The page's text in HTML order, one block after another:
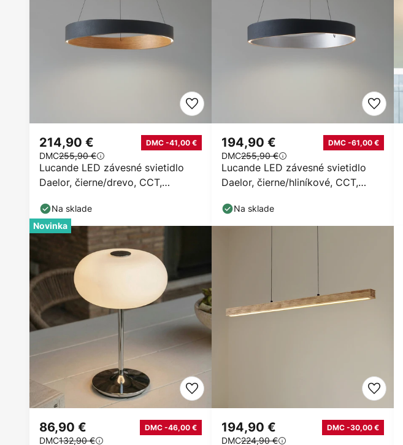
Lucande LED závesné svietidlo
Daelor, čierne/drevo, CCT,
214,90 € DMC -41,00 €
DMC255,90 €
Na sklade
Lucande LED závesné svietidlo
Daelor, čierne/hliníkové, CCT,
194,90 € DMC -61,00 €
DMC255,90 €
Na sklade
Novinka
86,90 € DMC -46,00 €
DMC132,90 €
194,90 € DMC -30,00 €
DMC224,90 €